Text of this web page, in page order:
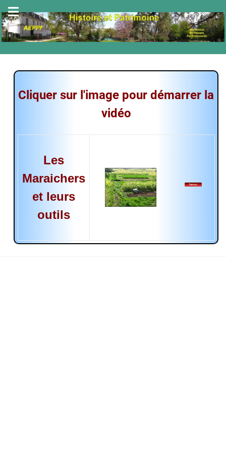
Cliquer sur l'image pour démarrer la
vidéo
Les
Maraichers
et leurs
outils